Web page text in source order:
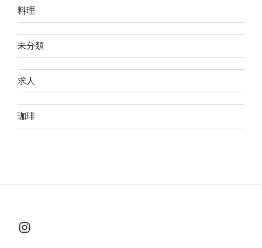
料理
未分類
求人
珈琲
Instagram